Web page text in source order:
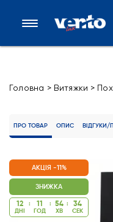
Головна > Витяжки >
ПРО ТОВАР ОПИС ВІДГУКИ/
АКЦІЯ -11%
ЗНИЖКА
12
ДНІ
: 11
ГОД
: 54
ХВ
: 34
CЕК